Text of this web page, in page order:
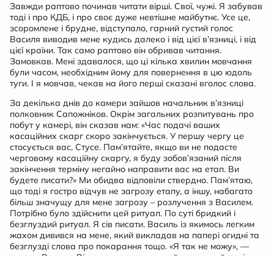
Завжди раптово починав читати вірші. Свої, чужі. Я забував
тоді і про КДБ, і про своє дуже невтішне майбутнє. Усе це,
зсоромлене і брудне, відступало, гарний густий голос
Василя виводив мене кудись далеко і від цієї в’язниці, і від
цієї країни. Так само раптово він обривав читання.
Замовкав. Мені здавалося, що ці кілька хвилин мовчання
були часом, необхідним йому для повернення в цю юдоль
туги. І я мовчав, чекав на його перші сказані вголос слова.
За декілька днів до камери зайшов начальник в’язниці
полковник Сапожніков. Окрім загальних розпитувань про
побут у камері, він сказав нам: «Час подачі ваших
касаційних скарг скоро закінчується. У першу чергу це
стосується вас, Стусе. Пам’ятайте, якщо ви не подасте
черговому касаційну скаргу, я буду зобов’язаний після
закінчення терміну негайно направити вас на етап. Ви
будете писати?» Ми обидва відповіли ствердно. Пам’ятаю,
що тоді я гостро відчув не загрозу етапу, а іншу, набагато
більш значущу для мене загрозу – розлучення з Василем.
Потрібно було здійснити цей ритуал. По суті бридкий і
безглуздий ритуал. Я сів писати. Василь із якимось легким
жахом дивився на мене, який викладав на папері огидні та
безглузді слова про покарання тощо. «Я так не можу», —